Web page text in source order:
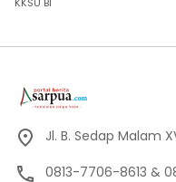
Jl. B. Sedap Malam
0813-7706-8613 &